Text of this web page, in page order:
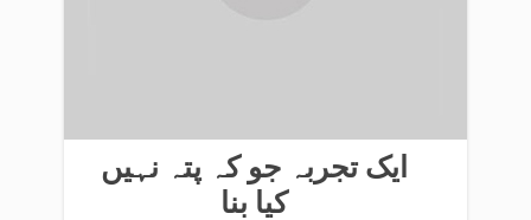
ایک تجربہ جو کہ پتہ نہیں
کیا بنا